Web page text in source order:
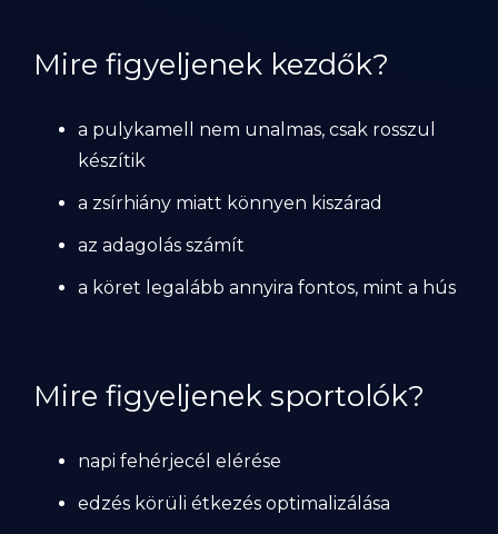
Mire figyeljenek kezdők?
a pulykamell nem unalmas, csak rosszul
készítik
a zsírhiány miatt könnyen kiszárad
az adagolás számít
a köret legalább annyira fontos, mint a hús
Mire figyeljenek sportolók?
napi fehérjecél elérése
edzés körüli étkezés optimalizálása